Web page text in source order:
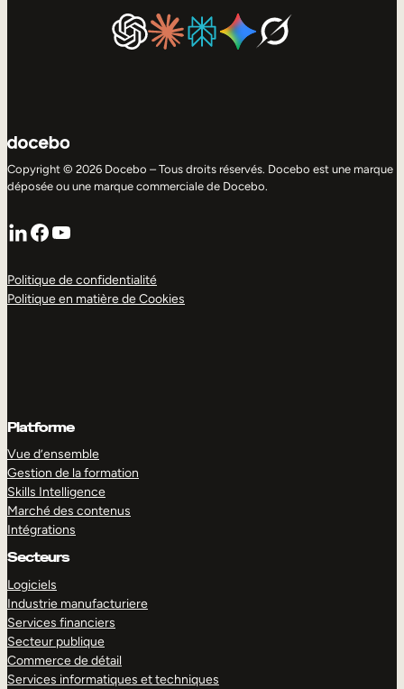
Copyright © 2026 Docebo – Tous droits réservés. Docebo est une marque
déposée ou une marque commerciale de Docebo.
LinkedIn
Facebook
YouTube
Politique de confidentialité
Politique en matière de Cookies
Platforme
Vue d’ensemble
Gestion de la formation
Skills Intelligence
Marché des contenus
Intégrations
Secteurs
Logiciels
Industrie manufacturiere
Services financiers
Secteur publique
Commerce de détail
Services informatiques et techniques